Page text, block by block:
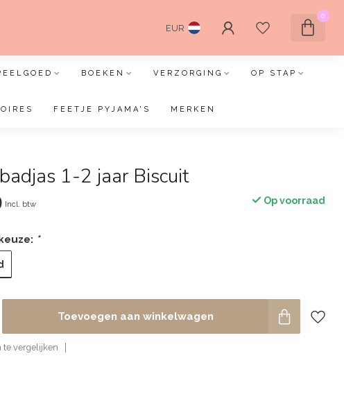
EUR
0
BOEKEN VERZORGING OP STAP
FEETJE PYJAMA'S MERKEN
1-2 jaar Biscuit
Incl. btw Op voorraad
*
Toevoegen aan winkelwagen
te vergelijken